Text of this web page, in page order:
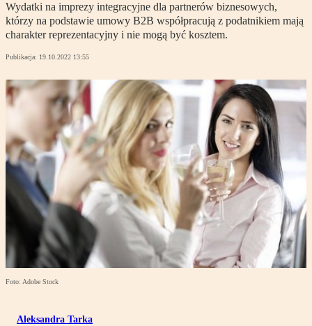
Wydatki na imprezy integracyjne dla partnerów biznesowych,
którzy na podstawie umowy B2B współpracują z podatnikiem mają
charakter reprezentacyjny i nie mogą być kosztem.
Publikacja: 19.10.2022 13:55
Foto: Adobe Stock
Aleksandra Tarka